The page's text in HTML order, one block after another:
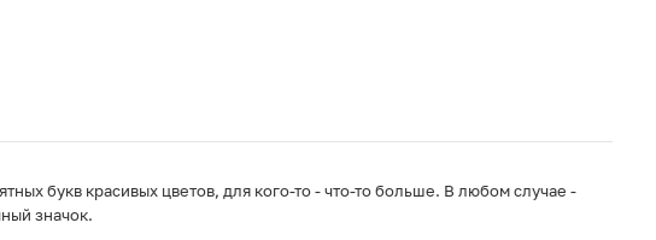
букв красивых цветов, для кого-то - что-то больше. В любом случае -
значок.